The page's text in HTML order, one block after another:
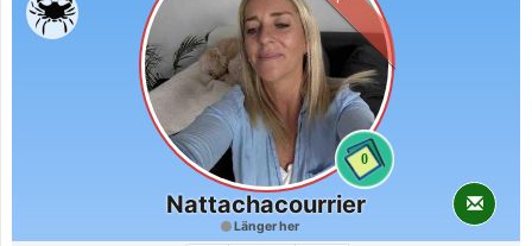
0
Nattachacourrier
Länger her